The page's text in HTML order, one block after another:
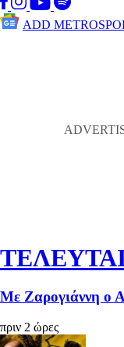
ADD
Με Ζαρογιάννη ο
πριν 2 ώρες